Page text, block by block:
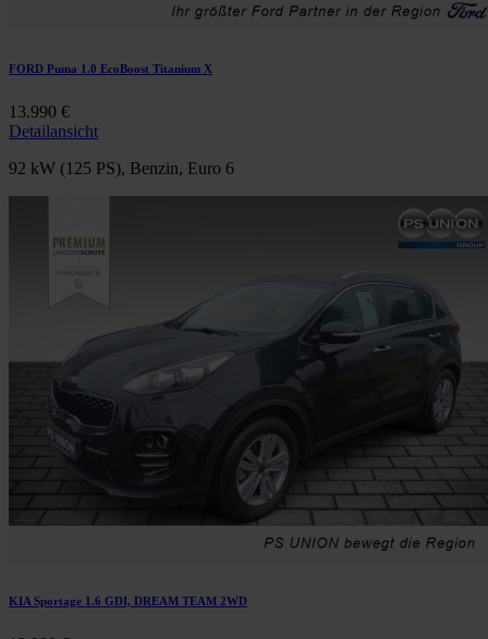
FORD Puma 1.0 EcoBoost Titanium X
13.990 €
Detailansicht
92 kW (125 PS), Benzin, Euro 6
KIA Sportage 1.6 GDI, DREAM TEAM 2WD